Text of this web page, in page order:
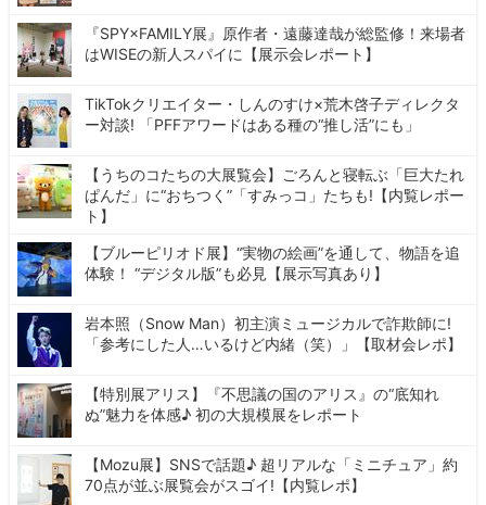
『SPY×FAMILY展』原作者・遠藤達哉が総監修！来場者
はWISEの新人スパイに【展示会レポート】
TikTokクリエイター・しんのすけ×荒木啓子ディレクタ
ー対談! 「PFFアワードはある種の“推し活”にも」
【うちのコたちの大展覧会】ごろんと寝転ぶ「巨大たれ
ぱんだ」に“おちつく”「すみっコ」たちも!【内覧レポー
ト】
【ブルーピリオド展】“実物の絵画”を通して、物語を追
体験！ “デジタル版”も必見【展示写真あり】
岩本照（Snow Man）初主演ミュージカルで詐欺師に!
「参考にした人…いるけど内緒（笑）」【取材会レポ】
【特別展アリス】『不思議の国のアリス』の“底知れ
ぬ”魅力を体感♪ 初の大規模展をレポート
【Mozu展】SNSで話題♪ 超リアルな「ミニチュア」約
70点が並ぶ展覧会がスゴイ!【内覧レポ】